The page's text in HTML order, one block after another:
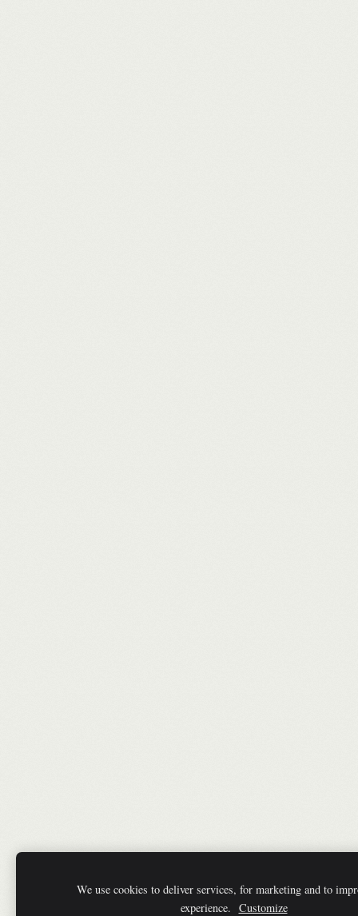
We use cookies to deliver services, for marketing and to
experience. Customize